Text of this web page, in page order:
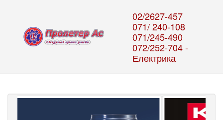
02/2627-457
071/ 240-108
071/245-490
072/252-704 -
Електрика